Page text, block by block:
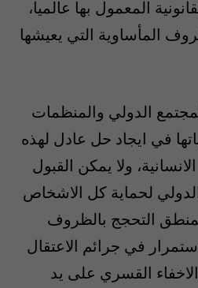
المعمول بها عالميا،
المأساوية التي يعيشها
الدولي والمنظمات
في ايجاد حل عادل لهذه
ولا يمكن القبول
الدولي لحماية كل الاشخاص
التحجج بالظروف
في جرائم الاعتقال
القسري على يد